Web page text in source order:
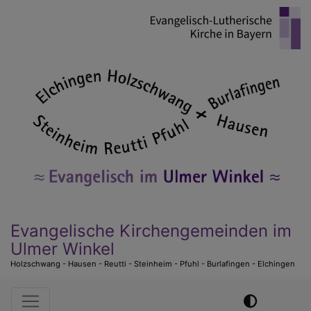
Evangelische Kirchengemeinden im
Ulmer Winkel
Holzschwang - Hausen - Reutti - Steinheim - Pfuhl - Burlafingen - Elchingen
Hauptnavigation